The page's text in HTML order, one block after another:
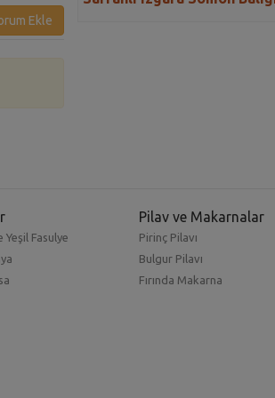
Ekle
Yeşil Fasulye
Pilav ve Makarnalar
Pirinç Pilavı
Bulgur Pilavı
Fırında Makarna